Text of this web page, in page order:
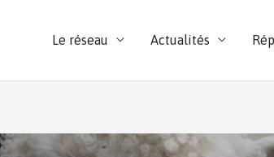
Le réseau Actualités